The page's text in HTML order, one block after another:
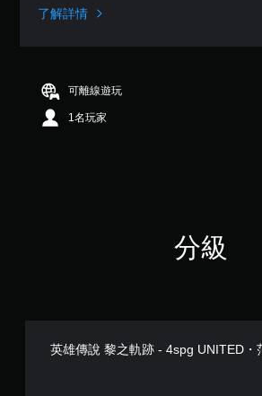
5
顆
分
顆
了解詳情
可離線遊玩
1名玩家
分級
英雄傳說 黎之軌跡 - 4spg UNITED・